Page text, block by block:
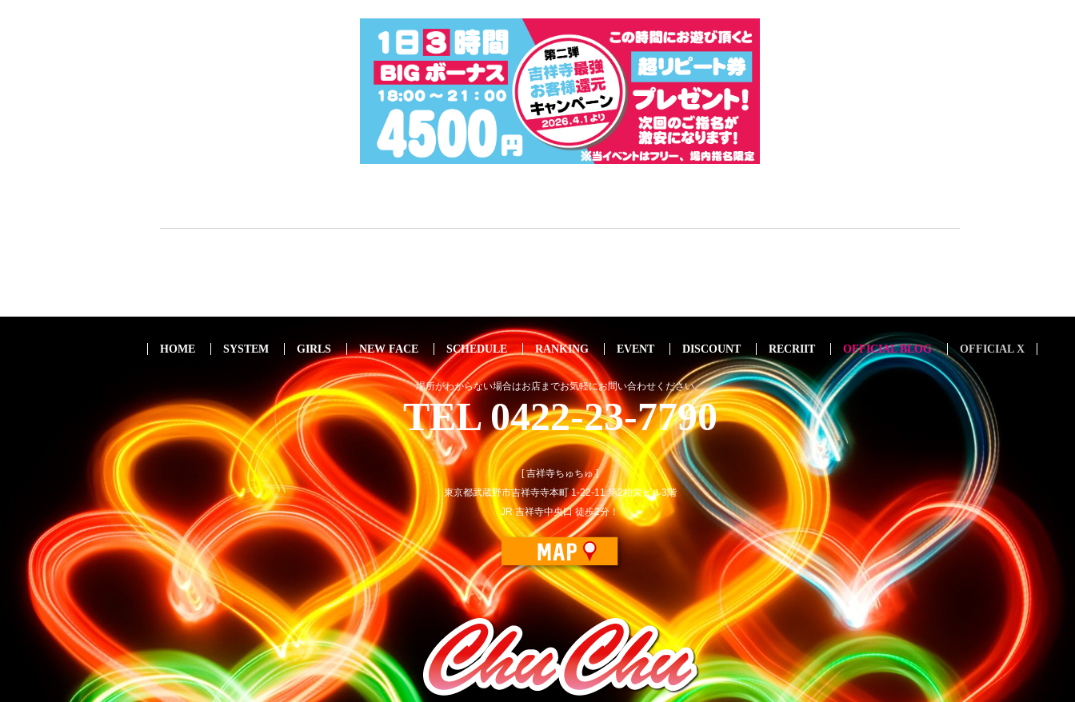
HOME SYSTEM GIRLS NEW FACE SCHEDULE RANKING EVENT DISCOUNT RECRIIT OFFICIAL BLOG OFFICIAL X
場所がわからない場合はお店までお気軽にお問い合わせください。
TEL 0422-23-7790
[ 吉祥寺ちゅちゅ ]
東京都武蔵野市吉祥寺寺本町 1-22-11 第2柏栄ビル3階
JR 吉祥寺中央口 徒歩2分！